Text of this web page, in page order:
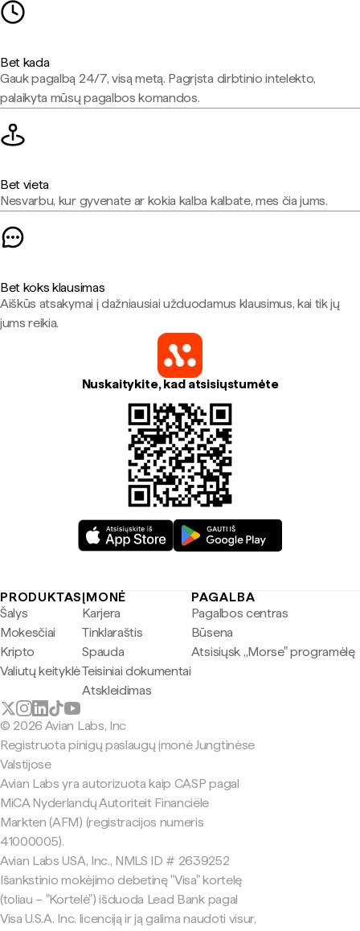
Bet kada
Gauk pagalbą 24/7, visą metą. Pagrįsta dirbtinio intelekto,
palaikyta mūsų pagalbos komandos.
Bet vieta
Nesvarbu, kur gyvenate ar kokia kalba kalbate, mes čia jums.
Bet koks klausimas
Aiškūs atsakymai į dažniausiai užduodamus klausimus, kai tik jų
jums reikia.
Nuskaitykite, kad atsisiųstumėte
PRODUKTAS
Šalys
Mokesčiai
Kripto
Valiutų keityklė
ĮMONĖ
Karjera
Tinklaraštis
Spauda
Teisiniai dokumentai
Atskleidimas
PAGALBA
Pagalbos centras
Būsena
Atsisiųsk „Morse" programėlę
© 2026 Avian Labs, Inc
Registruota pinigų paslaugų įmonė Jungtinėse
Valstijose
Avian Labs yra autorizuota kaip CASP pagal
MiCA Nyderlandų Autoriteit Financiële
Markten (AFM) (registracijos numeris
41000005).
Avian Labs USA, Inc., NMLS ID # 2639252
Išankstinio mokėjimo debetinę "Visa" kortelę
(toliau – "Kortelė") išduoda Lead Bank pagal
Visa U.S.A. Inc. licenciją ir ją galima naudoti visur,